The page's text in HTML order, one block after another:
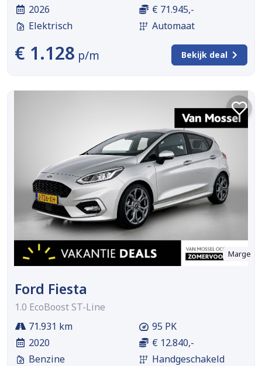
2026
Elektrisch
€ 71.945,-
Automaat
€ 1.128 p/m Bekijk deal
Marge
Ford Fiesta
1.0 EcoBoost ST-Line
71.931 km
2020
Benzine
95 PK
€ 12.840,-
Handgeschakeld